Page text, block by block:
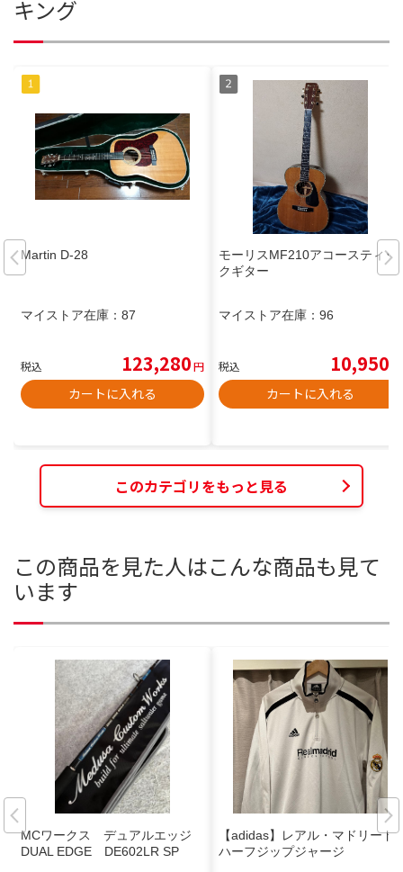
キング
Martin D-28
マイストア在庫： 87
税込 123,280円
カートに入れる
モーリスMF210アコースティッ
クギター
マイストア在庫： 96
税込 10,950
カートに入れる
このカテゴリをもっと見る
この商品を見た人はこんな商品も見て
います
MCワークス デュアルエッジ
DUAL EDGE DE602LR SP
【adidas】レアル・マドリード
ハーフジップジャージ